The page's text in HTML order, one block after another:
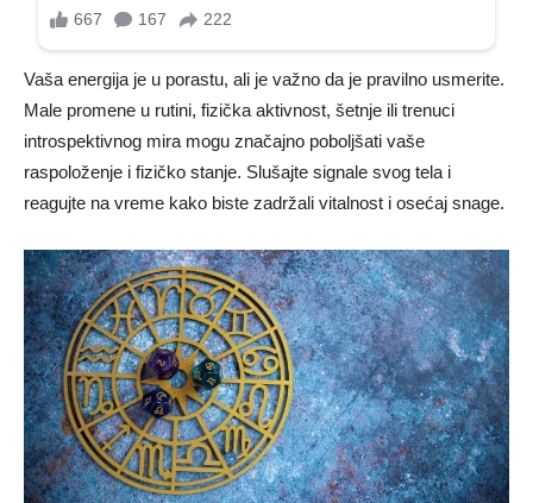
Vaša energija je u porastu, ali je važno da je pravilno usmerite.
Male promene u rutini, fizička aktivnost, šetnje ili trenuci
introspektivnog mira mogu značajno poboljšati vaše
raspoloženje i fizičko stanje. Slušajte signale svog tela i
reagujte na vreme kako biste zadržali vitalnost i osećaj snage.